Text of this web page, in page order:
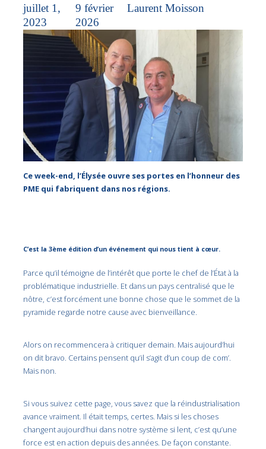
juillet 1,
2023
9 février
2026
Laurent Moisson
Ce week-end, l’Élysée ouvre ses portes en l’honneur des
PME qui fabriquent dans nos régions.
C’est la 3ème édition d’un événement qui nous tient à cœur.
Parce qu’il témoigne de l’intérêt que porte le chef de l’État à la
problématique industrielle. Et dans un pays centralisé que le
nôtre, c’est forcément une bonne chose que le sommet de la
pyramide regarde notre cause avec bienveillance.
Alors on recommencera à critiquer demain. Mais aujourd’hui
on dit bravo. Certains pensent qu’il s’agit d’un coup de com’.
Mais non.
Si vous suivez cette page, vous savez que la réindustrialisation
avance vraiment. Il était temps, certes. Mais si les choses
changent aujourd’hui dans notre système si lent, c’est qu’une
force est en action depuis des années. De façon constante.